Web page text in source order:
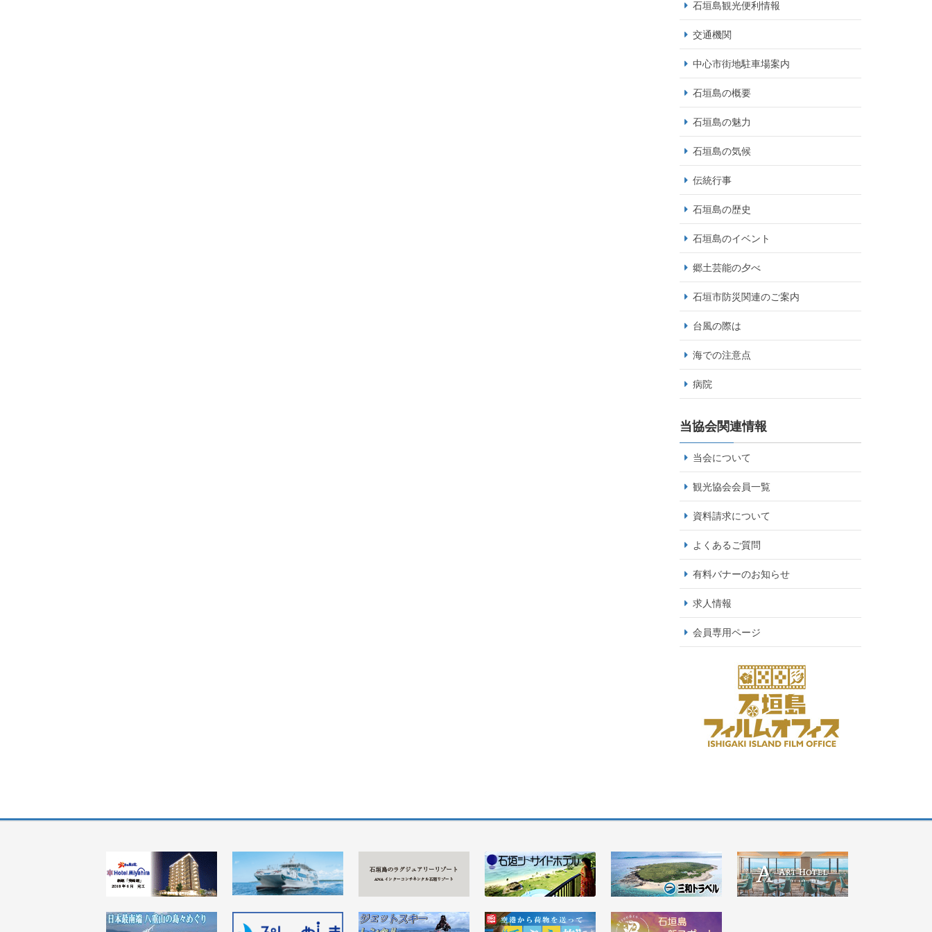
石垣島観光便利情報
交通機関
中心市街地駐車場案内
石垣島の概要
石垣島の魅力
石垣島の気候
伝統行事
石垣島の歴史
石垣島のイベント
郷土芸能の夕べ
石垣市防災関連のご案内
台風の際は
海での注意点
病院
当協会関連情報
当会について
観光協会会員一覧
資料請求について
よくあるご質問
有料バナーのお知らせ
求人情報
会員専用ページ